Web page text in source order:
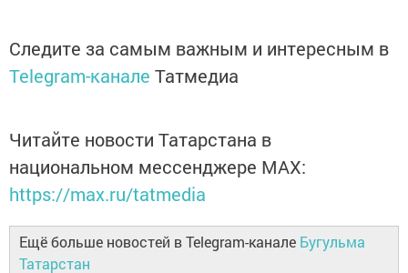
Следите за самым важным и интересным в
Telegram-канале Татмедиа
Читайте новости Татарстана в
национальном мессенджере MАХ:
https://max.ru/tatmedia
Ещё больше новостей в Telegram-канале Бугульма
Татарстан